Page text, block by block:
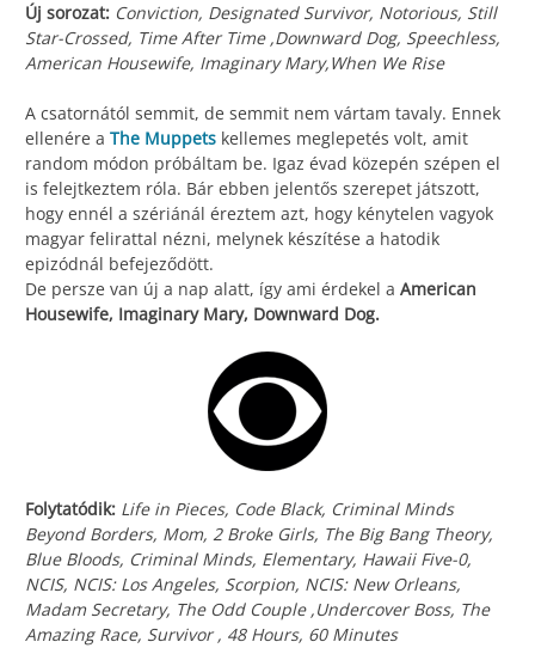
Új sorozat: Conviction, Designated Survivor, Notorious, Still
Star-Crossed, Time After Time ,Downward Dog, Speechless,
American Housewife, Imaginary Mary,When We Rise
A csatornától semmit, de semmit nem vártam tavaly. Ennek
ellenére a The Muppets kellemes meglepetés volt, amit
random módon próbáltam be. Igaz évad közepén szépen el
is felejtkeztem róla. Bár ebben jelentős szerepet játszott,
hogy ennél a szériánál éreztem azt, hogy kénytelen vagyok
magyar felirattal nézni, melynek készítése a hatodik
epizódnál befejeződött.
De persze van új a nap alatt, így ami érdekel a American
Housewife, Imaginary Mary, Downward Dog.
Folytatódik: Life in Pieces, Code Black, Criminal Minds
Beyond Borders, Mom, 2 Broke Girls, The Big Bang Theory,
Blue Bloods, Criminal Minds, Elementary, Hawaii Five-0,
NCIS, NCIS: Los Angeles, Scorpion, NCIS: New Orleans,
Madam Secretary, The Odd Couple ,Undercover Boss, The
Amazing Race, Survivor , 48 Hours, 60 Minutes